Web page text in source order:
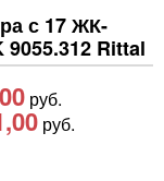
с 17 ЖК-
Rittal
руб.
руб.